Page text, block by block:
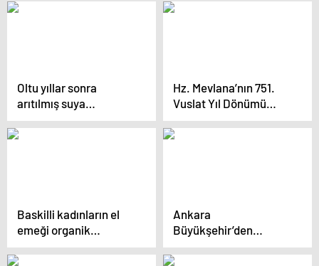
Oltu yıllar sonra
arıtılmış suya
kavuşuyor
Hz. Mevlana’nın 751.
Vuslat Yıl Dönümü
Uluslararası Anma
Törenleri başladı
Baskilli kadınların el
emeği organik
ürünlerine Romanya’da
büyük ilgi
Ankara
Büyükşehir’den
çiftçilere toprak analiz
desteği